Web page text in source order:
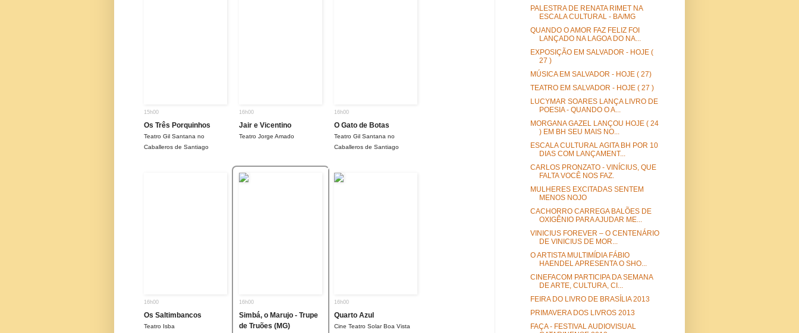
15h00
Os Três Porquinhos
Teatro Gil Santana no
Caballeros de Santiago
16h00
Jair e Vicentino
Teatro Jorge Amado
16h00
O Gato de Botas
Teatro Gil Santana no
Caballeros de Santiago
16h00
Os Saltimbancos
Teatro Isba
16h00
Simbá, o Marujo - Trupe
de Truões (MG)
16h00
Quarto Azul
Cine Teatro Solar Boa Vista
PALESTRA DE RENATA RIMET NA
ESCALA CULTURAL - BA/MG
QUANDO O AMOR FAZ FELIZ FOI
LANÇADO NA LAGOA DO NA...
EXPOSIÇÃO EM SALVADOR - HOJE (
27 )
MÚSICA EM SALVADOR - HOJE ( 27)
TEATRO EM SALVADOR - HOJE ( 27 )
LUCYMAR SOARES LANÇA LIVRO DE
POESIA - QUANDO O A...
MORGANA GAZEL LANÇOU HOJE ( 24
) EM BH SEU MAIS NO...
ESCALA CULTURAL AGITA BH POR 10
DIAS COM LANÇAMENT...
CARLOS PRONZATO - VINÍCIUS, QUE
FALTA VOCÊ NOS FAZ.
MULHERES EXCITADAS SENTEM
MENOS NOJO
CACHORRO CARREGA BALÕES DE
OXIGÊNIO PARA AJUDAR ME...
VINICIUS FOREVER – O CENTENÁRIO
DE VINICIUS DE MOR...
O ARTISTA MULTIMÍDIA FÁBIO
HAENDEL APRESENTA O SHO...
CINEFACOM PARTICIPA DA SEMANA
DE ARTE, CULTURA, CI...
FEIRA DO LIVRO DE BRASÍLIA 2013
PRIMAVERA DOS LIVROS 2013
FAÇA - FESTIVAL AUDIOVISUAL